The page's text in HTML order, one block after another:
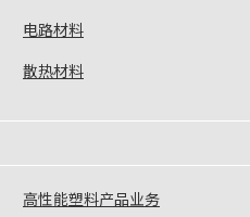
电路材料
散热材料
高性能塑料产品业务